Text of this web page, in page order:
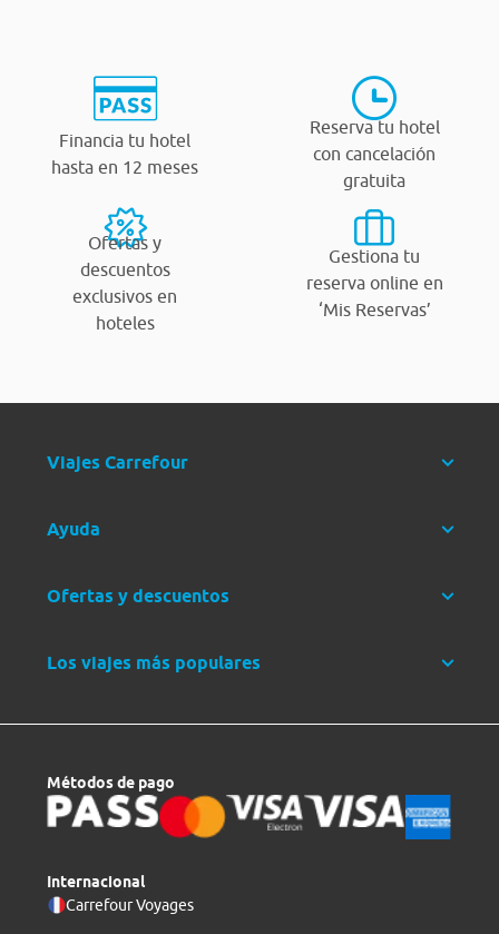
Financia tu hotel
hasta en 12 meses
Reserva tu hotel
con cancelación
gratuita
Ofertas y
descuentos
exclusivos en
hoteles
Gestiona tu
reserva online en
‘Mis Reservas’
Viajes Carrefour
Ayuda
Ofertas y descuentos
Los viajes más populares
Métodos de pago
Internacional
Carrefour Voyages